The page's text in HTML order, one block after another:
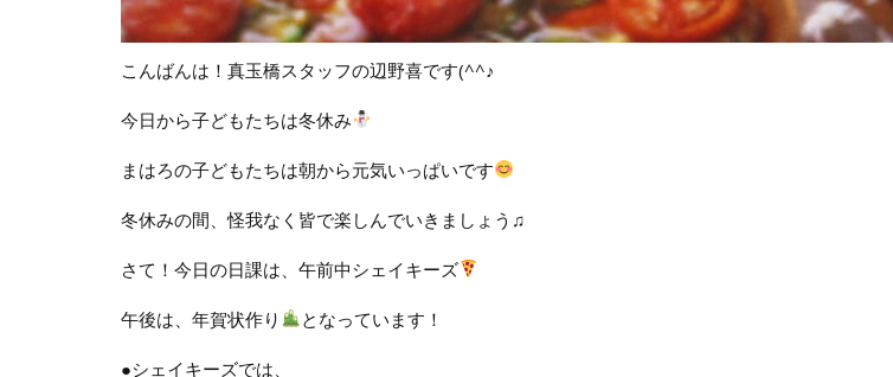
こんばんは！真玉橋スタッフの辺野喜です(^^♪
今日から子どもたちは冬休み
まはろの子どもたちは朝から元気いっぱいです
冬休みの間、怪我なく皆で楽しんでいきましょう♫
さて！今日の日課は、午前中シェイキーズ
午後は、年賀状作り となっています！
●シェイキーズでは、